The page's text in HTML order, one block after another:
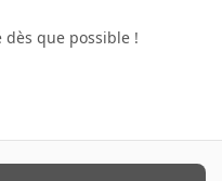
dès que possible !